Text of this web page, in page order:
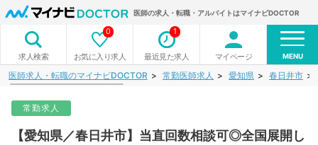
医師の求人・転職・アルバイトはマイナビDOCTOR
求人検索 お気に入り求人
0
最近見た求人
1
マイページ MENU
医師求人・転職のマイナビDOCTOR 常勤医師求人 愛知県 春日井市
常勤求人
【愛知県／春日井市】当直回数相談可◎全国展開し